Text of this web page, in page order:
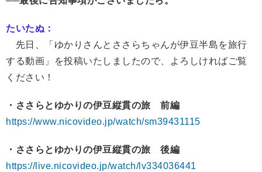
たいたぬ：
先日、「ゆかりさんとささらちゃんが伊豆半島を旅行
する動画」を投稿いたしましたので、よろしければご覧
ください！
・ささらとゆかりの伊豆縦貫の旅 前編
https://www.nicovideo.jp/watch/sm39431115
・ささらとゆかりの伊豆縦貫の旅 後編
https://live.nicovideo.jp/watch/lv334036441